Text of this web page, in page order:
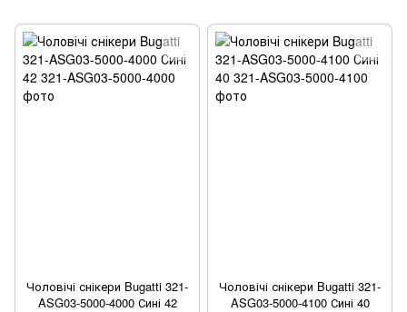
Чоловічі снікери Bugatti 321-
ASG03-5000-4000 Сині 42
Чоловічі снікери Bugatti 321-
ASG03-5000-4100 Сині 40